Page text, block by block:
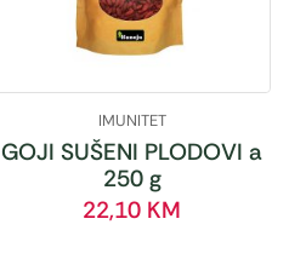
IMUNITET
GOJI SUŠENI PLODOVI a
250 g
22,10 KM